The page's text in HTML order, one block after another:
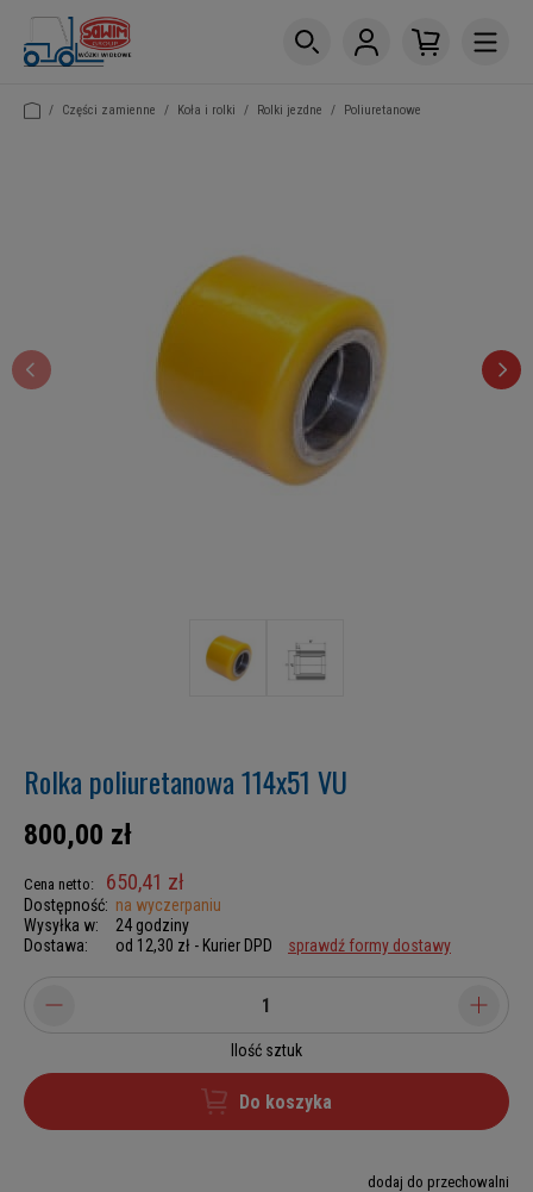
/ Części zamienne / Koła i rolki / Rolki jezdne / Poliuretanowe
Rolka poliuretanowa 114x51 VU
800,00 zł
Cena netto: 650,41 zł
Dostępność: na wyczerpaniu
Wysyłka w:
24 godziny
Dostawa:
od 12,30 zł - Kurier DPD sprawdź formy dostawy
Ilość sztuk
Do koszyka
dodaj do przechowalni